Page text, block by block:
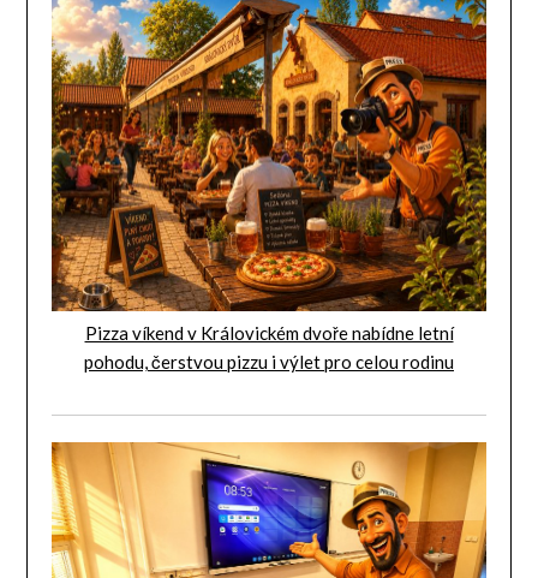
Pizza víkend v Královickém dvoře nabídne letní
pohodu, čerstvou pizzu i výlet pro celou rodinu